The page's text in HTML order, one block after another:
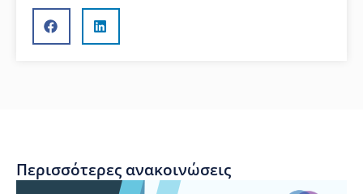
Περισσότερες ανακοινώσεις